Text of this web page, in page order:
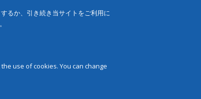
るか、引き続き当サイトをご利用に
use of cookies. You can change